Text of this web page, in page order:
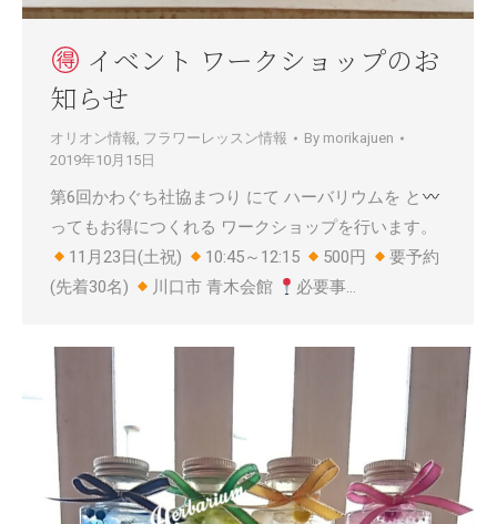
イベント ワークショップのお
知らせ
オリオン情報, フラワーレッスン情報 By morikajuen
2019年10月15日
第6回かわぐち社協まつり にて ハーバリウムを と
ってもお得につくれる ワークショップを行います。
11月23日(土祝)
10:45～12:15 500円
要予約
(先着30名)
川口市 青木会館 必要事…